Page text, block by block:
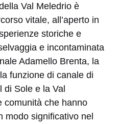
Val Meledrio è
vitale, all’aperto in
storiche e
e incontaminata
Adamello Brenta, la
funzione di canale di
di Sole e la Val
comunità che hanno
modo significativo nel